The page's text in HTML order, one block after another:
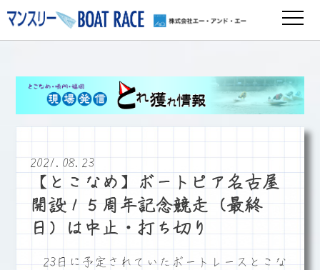
2021.08.23
【とこなめ】ボートピア名古屋
開設１５周年記念競走（最終
日）は中止・打ち切り
23日に予定されていたボートレースとこな